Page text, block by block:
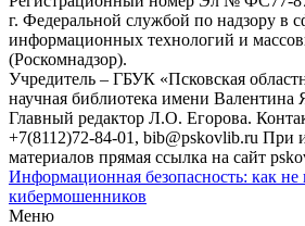
г. Федеральной службой по надзору в
информационных технологий и
(Роскомнадзор).
Учредитель – ГБУК «Псковская
научная библиотека имени Валентина
Главный редактор Л.О. Егорова.
+7(8112)72-84-01, bib@pskovlib.ru При
материалов прямая ссылка на сайт
Информационная безопасность: как не
кибермошенников
Меню